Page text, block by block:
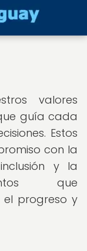
valores
guía cada
Estos
con la
y la
que
el progreso y